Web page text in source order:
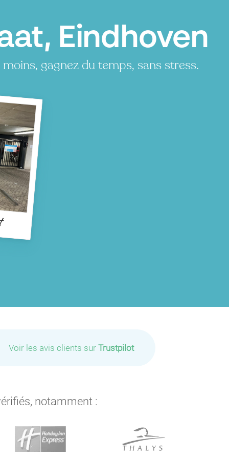
Eindhoven
gagnez du temps, sans stress.
Voir les avis clients sur Trustpilot
notamment :